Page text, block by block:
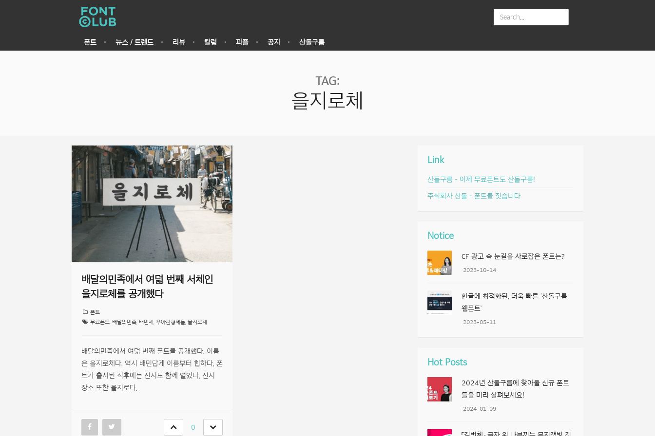
폰트 뉴스 / 트렌드 리뷰 칼럼 피플 공지 산돌구름
TAG:
을지로체
배달의민족에서 여덟 번째 서체인
을지로체를 공개했다
폰트
무료폰트 배달의민족 배민체 우아한형제들 을지로체
배달의민족에서 여덟 번째 폰트를 공개했다. 이름
은 을지로체다. 역시 배민답게 이름부터 힙하다. 폰
트가 출시된 직후에는 전시도 함께 열었다. 전시
장소 또한 을지로다.
0
Link
산돌구름 – 이제 무료폰트도 산돌구름!
주식회사 산돌 – 폰트를 짓습니다
Notice
CF 광고 속 눈길을 사로잡은 폰트는?
2023-10-14
한글에 최적화된, 더욱 빠른 ‘산돌구름
웹폰트’
2023-05-11
Hot Posts
2024년 산돌구름에 찾아올 신규 폰트
들을 미리 살펴보세요!
2024-01-09